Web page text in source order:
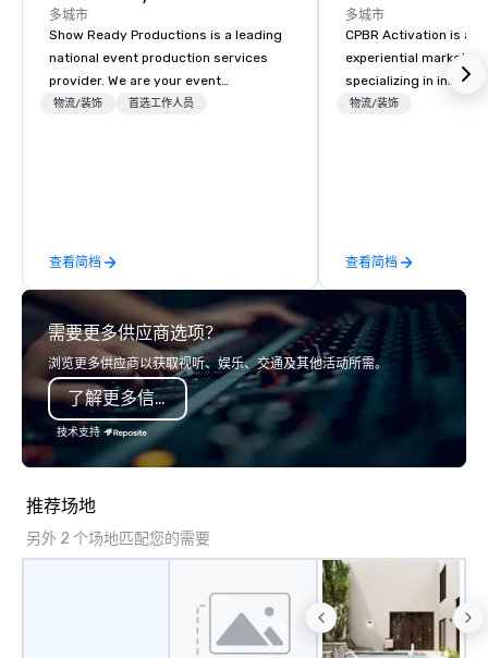
多城市
Show Ready Productions is a leading
national event production services
provider. We are your event
production partner from start to
物流/装饰 首选工作人员
查看简档
多城市
CPBR Activation is a
experiential
specializing in
entertainment and
our team thrives on
challenges and is
staying ahead of
engagement
experiences, and
moments. Whether
every project. Let us help you create
物流/装饰
查看简档
需要更多供应商选项？
浏览更多供应商以获取视听、娱乐、交通及其他活动所需。
了解更多信息
技术支持
推荐场地
另外 2 个场地匹配您的需要